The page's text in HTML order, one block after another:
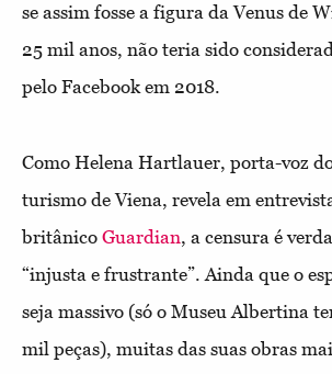
se assim fosse a figura da Venus de
25 mil anos, não teria sido
pelo Facebook em 2018.
Como Helena Hartlauer, porta-voz
turismo de Viena, revela em
britânico Guardian, a censura é
“injusta e frustrante”. Ainda que o
seja massivo (só o Museu Albertina
mil peças), muitas das suas obras